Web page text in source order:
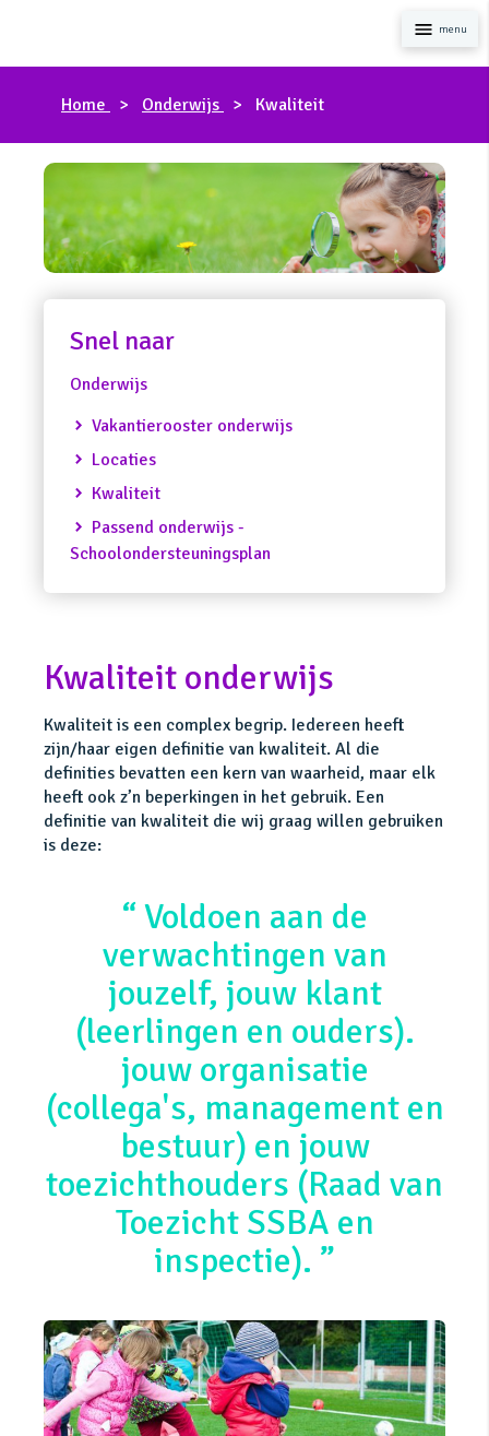
Home Onderwijs Kwaliteit
Snel naar
Onderwijs
Vakantierooster onderwijs
Locaties
Kwaliteit
Passend onderwijs -
Schoolondersteuningsplan
Kwaliteit onderwijs
Kwaliteit is een complex begrip. Iedereen heeft
zijn/haar eigen definitie van kwaliteit. Al die
definities bevatten een kern van waarheid, maar elk
heeft ook z’n beperkingen in het gebruik. Een
definitie van kwaliteit die wij graag willen gebruiken
is deze:
Voldoen aan de
verwachtingen van
jouzelf, jouw klant
(leerlingen en ouders).
jouw organisatie
(collega's, management en
bestuur) en jouw
toezichthouders (Raad van
Toezicht SSBA en
inspectie).